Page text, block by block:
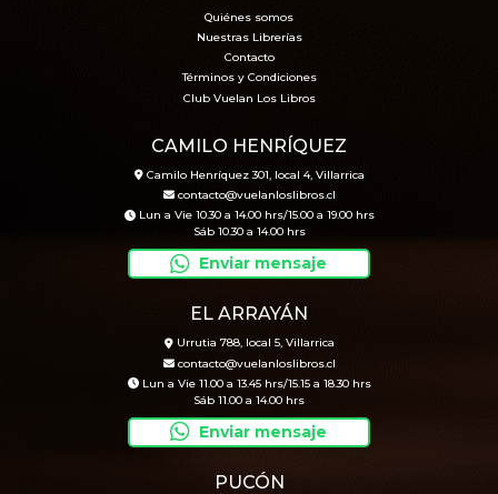
Quiénes somos
Nuestras Librerías
Contacto
Términos y Condiciones
Club Vuelan Los Libros
CAMILO HENRÍQUEZ
Camilo Henríquez 301, local 4, Villarrica
contacto@vuelanloslibros.cl
Lun a Vie 10.30 a 14.00 hrs/15.00 a 19.00 hrs
Sáb 10.30 a 14.00 hrs
Enviar mensaje
EL ARRAYÁN
Urrutia 788, local 5, Villarrica
contacto@vuelanloslibros.cl
Lun a Vie 11.00 a 13.45 hrs/15.15 a 18.30 hrs
Sáb 11.00 a 14.00 hrs
Enviar mensaje
PUCÓN